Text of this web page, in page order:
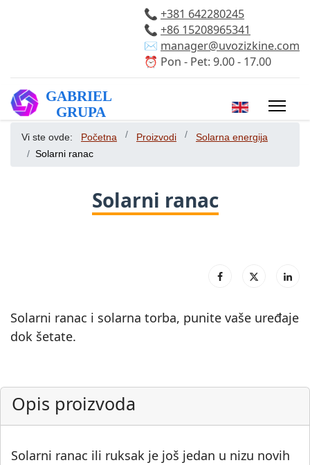
📞 +381 642280245
📞 +86 15208965341
✉️ manager@uvozizkine.com
⏰ Pon - Pet: 9.00 - 17.00
Izaberite vaš
Vi ste ovde: Početna Proizvodi
Solarna energija
Solarni ranac
Solarni ranac
Solarni ranac i solarna torba, punite vaše uređaje
dok šetate.
Opis proizvoda
Solarni ranac ili ruksak je još jedan u nizu novih